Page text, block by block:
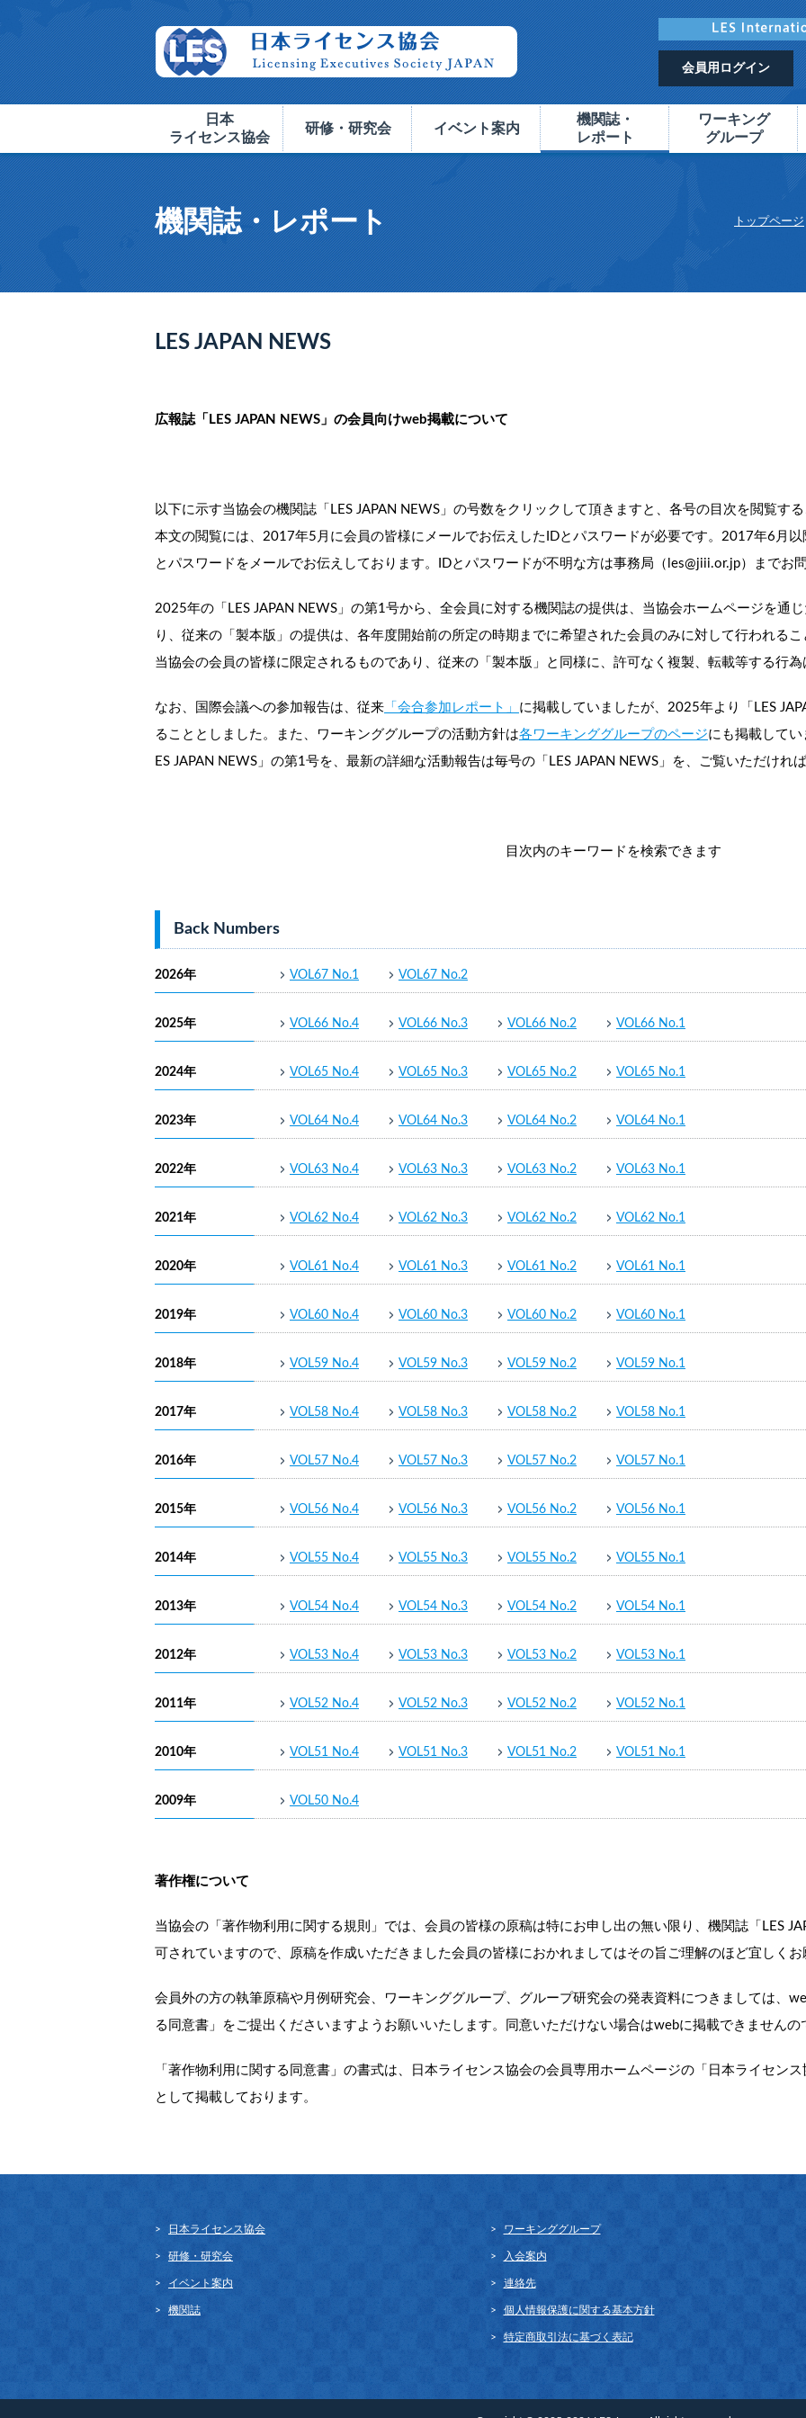
会員用ログイン
日本
ライセンス協会
研修・研究会 イベント案内
機関誌・
レポート
ワーキング
グループ
機関誌・レポート トップページ
LES JAPAN NEWS
広報誌「LES JAPAN NEWS」の会員向けweb掲載について
以下に示す当協会の機関誌「LES JAPAN NEWS」の号数をクリックして頂きますと、各号の目次を閲覧す
本文の閲覧には、2017年5月に会員の皆様にメールでお伝えしたIDとパスワードが必要です。2017年6月
とパスワードをメールでお伝えしております。IDとパスワードが不明な方は事務局（les@jiii.or.jp）までお
2025年の「LES JAPAN NEWS」の第1号から、全会員に対する機関誌の提供は、当協会ホームページを通
り、従来の「製本版」の提供は、各年度開始前の所定の時期までに希望された会員のみに対して行われる
当協会の会員の皆様に限定されるものであり、従来の「製本版」と同様に、許可なく複製、転載等する行
なお、国際会議への参加報告は、従来 「会合参加レポート」 に掲載していましたが、2025年より「LES
ることとしました。また、ワーキンググループの活動方針は各ワーキンググループのページにも掲載して
ES JAPAN NEWS」の第1号を、最新の詳細な活動報告は毎号の「LES JAPAN NEWS」を、ご覧いただけれ
目次内のキーワードを検索できます
Back Numbers
2026年 VOL67 No.1 VOL67 No.2
2025年 VOL66 No.4 VOL66 No.3 VOL66 No.2 VOL66 No.1
2024年 VOL65 No.4 VOL65 No.3 VOL65 No.2 VOL65 No.1
2023年 VOL64 No.4 VOL64 No.3 VOL64 No.2 VOL64 No.1
2022年 VOL63 No.4 VOL63 No.3 VOL63 No.2 VOL63 No.1
2021年 VOL62 No.4 VOL62 No.3 VOL62 No.2 VOL62 No.1
2020年 VOL61 No.4 VOL61 No.3 VOL61 No.2 VOL61 No.1
2019年 VOL60 No.4 VOL60 No.3 VOL60 No.2 VOL60 No.1
2018年 VOL59 No.4 VOL59 No.3 VOL59 No.2 VOL59 No.1
2017年 VOL58 No.4 VOL58 No.3 VOL58 No.2 VOL58 No.1
2016年 VOL57 No.4 VOL57 No.3 VOL57 No.2 VOL57 No.1
2015年 VOL56 No.4 VOL56 No.3 VOL56 No.2 VOL56 No.1
2014年 VOL55 No.4 VOL55 No.3 VOL55 No.2 VOL55 No.1
2013年 VOL54 No.4 VOL54 No.3 VOL54 No.2 VOL54 No.1
2012年 VOL53 No.4 VOL53 No.3 VOL53 No.2 VOL53 No.1
2011年 VOL52 No.4 VOL52 No.3 VOL52 No.2 VOL52 No.1
2010年 VOL51 No.4 VOL51 No.3 VOL51 No.2 VOL51 No.1
2009年 VOL50 No.4
著作権について
当協会の「著作物利用に関する規則」では、会員の皆様の原稿は特にお申し出の無い限り、機関誌「LES
可されていますので、原稿を作成いただきました会員の皆様におかれましてはその旨ご理解のほど宜しく
会員外の方の執筆原稿や月例研究会、ワーキンググループ、グループ研究会の発表資料につきましては、
る同意書」をご提出くださいますようお願いいたします。同意いただけない場合はwebに掲載できませんの
「著作物利用に関する同意書」の書式は、日本ライセンス協会の会員専用ホームページの「日本ライセン
として掲載しております。
日本ライセンス協会
研修・研究会
イベント案内
機関誌
ワーキンググループ
入会案内
連絡先
個人情報保護に関する基本方針
特定商取引法に基づく表記